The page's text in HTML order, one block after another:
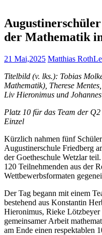
der Mathematik
21 Mai,2025 Matthias Roth
Titelbild (v. lks.): Tobias
Mathematik), Therese
Liv Hieronimus und
Platz 10 für das Team der
Einzel
Kürzlich nahmen fünf
Augustinerschule Friedberg
der Goetheschule Wetzlar
120 Teilnehmenden aus der
Wettbewerbsformaten
Der Tag begann mit einem
bestehend aus Konstantin
Hieronimus, Rieke Lötzbeyer
gemeinsamer Arbeit
am Ende einen respektablen